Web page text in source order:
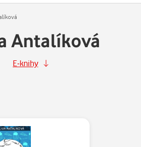
Antalíková
E-knihy